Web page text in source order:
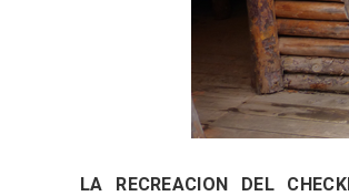
LA RECREACION DEL
Inauguración del Árbol
Moradillo de Roa